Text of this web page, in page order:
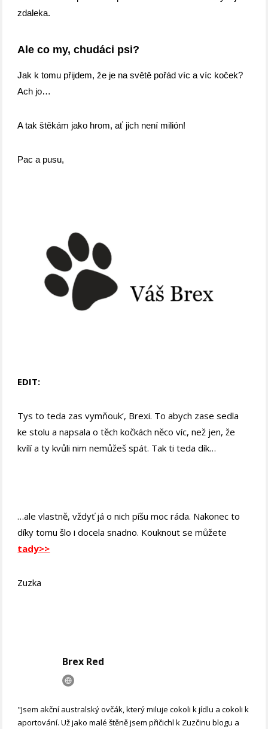
zdaleka.
Ale co my, chudáci psi?
Jak k tomu přijdem, že je na světě pořád víc a víc koček?
Ach jo…
A tak štěkám jako hrom, ať jich není milión!
Pac a pusu,
EDIT:
Tys to teda zas vymňouk‘, Brexi. To abych zase sedla
ke stolu a napsala o těch kočkách něco víc, než jen, že
kvílí a ty kvůli nim nemůžeš spát. Tak ti teda dík…
…ale vlastně, vždyť já o nich píšu moc ráda. Nakonec to
díky tomu šlo i docela snadno. Kouknout se můžete
tady>>
Zuzka
Brex Red
"Jsem akční australský ovčák, který miluje cokoli k jídlu a cokoli k
aportování. Už jako malé štěně jsem přičichl k Zuzčinu blogu a